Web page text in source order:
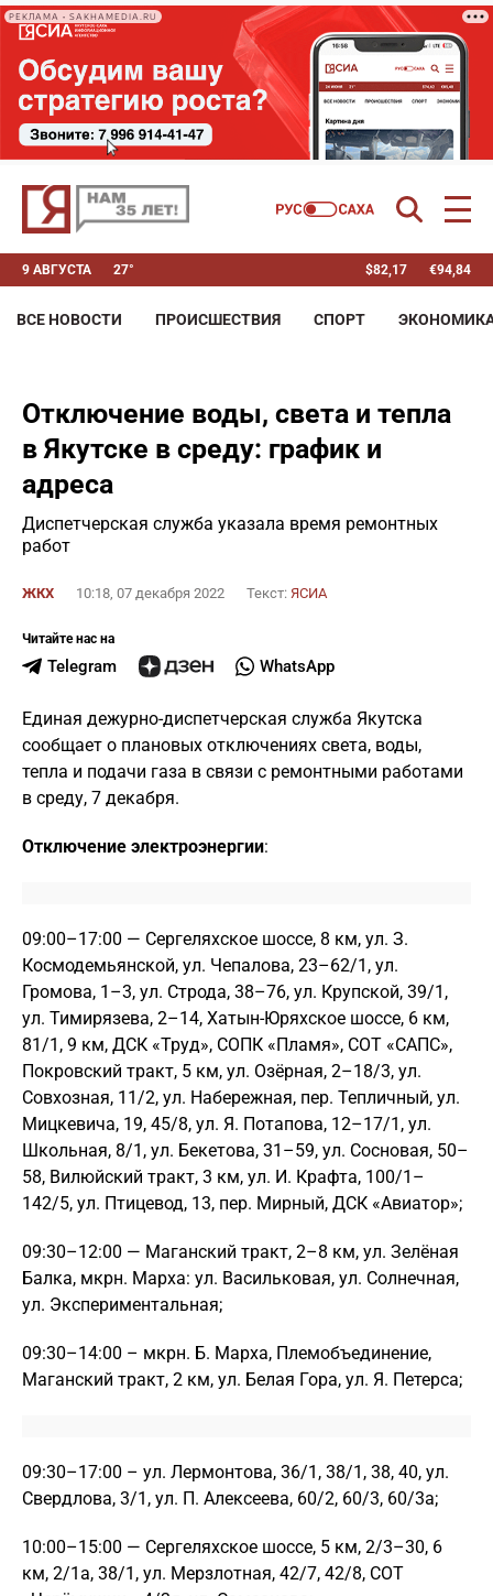
РЕКЛАМА • SAKHAMEDIA.RU
9 АВГУСТА 27° $82,17 €94,84
ВСЕ НОВОСТИ ПРОИСШЕСТВИЯ СПОРТ
Отключение воды, света и тепла
в Якутске в среду: график и
адреса
Диспетчерская служба указала время ремонтных
работ
ЖКХ 10:18, 07 декабря 2022 Текст: ЯСИА
Читайте нас на
Telegram WhatsApp
Единая дежурно-диспетчерская служба Якутска
сообщает о плановых отключениях света, воды,
тепла и подачи газа в связи с ремонтными работами
в среду, 7 декабря.
Отключение электроэнергии:
09:00–17:00 — Сергеляхское шоссе, 8 км, ул. З.
Космодемьянской, ул. Чепалова, 23–62/1, ул.
Громова, 1–3, ул. Строда, 38–76, ул. Крупской, 39/1,
ул. Тимирязева, 2–14, Хатын-Юряхское шоссе, 6 км,
81/1, 9 км, ДСК «Труд», СОПК «Пламя», СОТ «САПС»,
Покровский тракт, 5 км, ул. Озёрная, 2–18/3, ул.
Совхозная, 11/2, ул. Набережная, пер. Тепличный, ул.
Мицкевича, 19, 45/8, ул. Я. Потапова, 12–17/1, ул.
Школьная, 8/1, ул. Бекетова, 31–59, ул. Сосновая, 50–
58, Вилюйский тракт, 3 км, ул. И. Крафта, 100/1–
142/5, ул. Птицевод, 13, пер. Мирный, ДСК «Авиатор»;
09:30–12:00 — Маганский тракт, 2–8 км, ул. Зелёная
Балка, мкрн. Марха: ул. Васильковая, ул. Солнечная,
ул. Экспериментальная;
09:30–14:00 – мкрн. Б. Марха, Племобъединение,
Маганский тракт, 2 км, ул. Белая Гора, ул. Я. Петерса;
09:30–17:00 – ул. Лермонтова, 36/1, 38/1, 38, 40, ул.
Свердлова, 3/1, ул. П. Алексеева, 60/2, 60/3, 60/3а;
10:00–15:00 — Сергеляхское шоссе, 5 км, 2/3–30, 6
км, 2/1а, 38/1, ул. Мерзлотная, 42/7, 42/8, СОТ